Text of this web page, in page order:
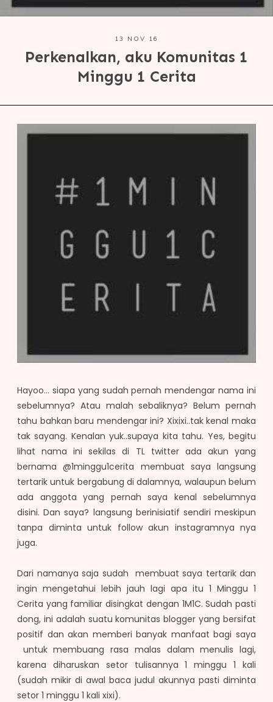
13 NOV 16
Perkenalkan, aku Komunitas 1
Minggu 1 Cerita
Hayoo... siapa yang sudah pernah mendengar nama ini
sebelumnya? Atau malah sebaliknya? Belum pernah
tahu bahkan baru mendengar ini? Xixixi..tak kenal maka
tak sayang. Kenalan yuk..supaya kita tahu. Yes, begitu
lihat nama ini sekilas di TL twitter ada akun yang
bernama @1minggu1cerita membuat saya langsung
tertarik untuk bergabung di dalamnya, walaupun belum
ada anggota yang pernah saya kenal sebelumnya
disini. Dan saya? langsung berinisiatif sendiri meskipun
tanpa diminta untuk follow akun instagramnya nya
juga.
Dari namanya saja sudah membuat saya tertarik dan
ingin mengetahui lebih jauh lagi apa itu 1 Minggu 1
Cerita yang familiar disingkat dengan 1M1C. Sudah pasti
dong, ini adalah suatu komunitas blogger yang bersifat
positif dan akan memberi banyak manfaat bagi saya
untuk membuang rasa malas dalam menulis lagi,
karena diharuskan setor tulisannya 1 minggu 1 kali
(sudah mikir di awal baca judul akunnya pasti diminta
setor 1 minggu 1 kali xixi).